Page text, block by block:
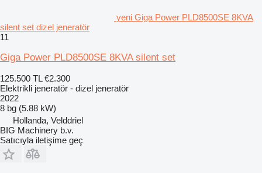
yeni Giga Power PLD8500SE 8KVA
silent set dizel jeneratör
11
Giga Power PLD8500SE 8KVA silent set
125.500 TL €2.300
Elektrikli jeneratör - dizel jeneratör
2022
8 bg (5.88 kW)
Hollanda, Velddriel
BIG Machinery b.v.
Satıcıyla iletişime geç